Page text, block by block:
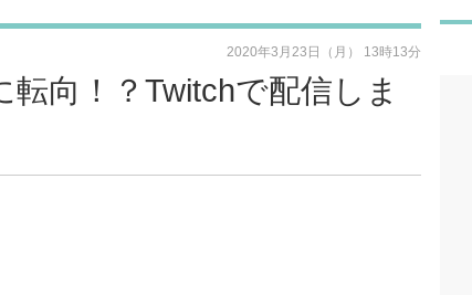
向！？Twitchで配信しま
2020年3月23日（月） 13時13分